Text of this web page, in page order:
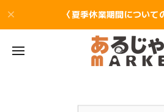
〈夏季休業期間について